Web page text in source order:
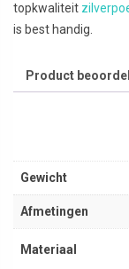
topkwaliteit
is best handig.
Product
Gewicht
Afmetingen
Materiaal